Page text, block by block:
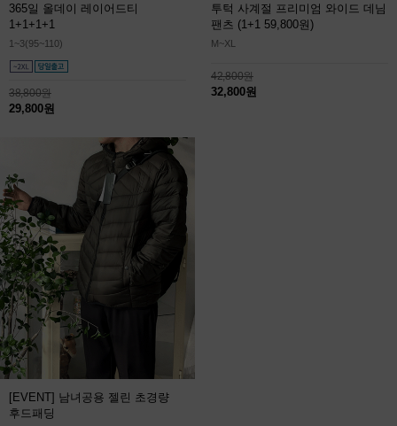
365일 올데이 레이어드티
1+1+1+1
1~3(95~110)
38,800원
29,800원
투턱 사계절 프리미엄 와이드 데님
팬츠 (1+1 59,800원)
M~XL
42,800원
32,800원
[EVENT] 남녀공용 젤린 초경량
후드패딩